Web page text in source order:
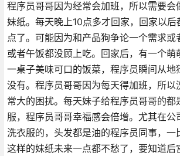
程序员哥哥因为经常会加班，所以需要会
妹纸。每天晚上10点多才回家，回家以后
点了。可能因为和产品狗争论一个需求或
或者午饭都没顾上吃。回家后，有一个萌
一桌子美味可口的饭菜，程序员瞬间从地
没有。程序员哥哥因为每天得加班，所以
常大的困扰。每天妹子给程序员哥哥的都
服，程序员哥哥幸福感会倍增。尤其在公
洗衣服的，头发都是油的程序员同事，一
这样的妹纸未来一点都不愁了，要知道后